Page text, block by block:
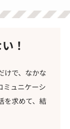
！
けで、なかな
ミュニケーシ
を求めて、結